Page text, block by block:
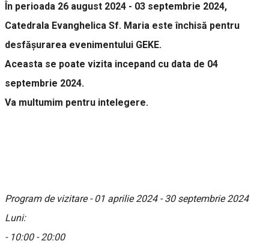
În perioada 26 august 2024 - 03 septembrie 2024,
Catedrala Evanghelica Sf. Maria este închisă pentru
desfășurarea evenimentului GEKE.
Aceasta se poate vizita incepand cu data de 04
septembrie 2024.
Va multumim pentru intelegere.
Program de vizitare - 01 aprilie 2024 - 30 septembrie 2024
Luni:
- 10:00 - 20:00